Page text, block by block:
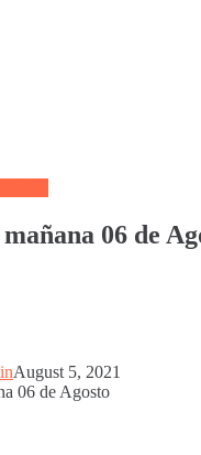
06 de
August 5, 2021